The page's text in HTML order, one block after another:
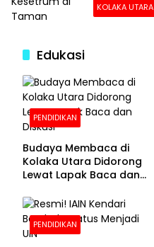
KOLAKA UTARA
Edukasi
PENDIDIKAN
Budaya Membaca di
Kolaka Utara Didorong
Lewat Lapak Baca dan
PENDIDIKAN